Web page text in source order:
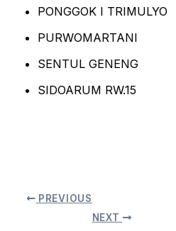
PONGGOK I TRIMULYO
PURWOMARTANI
SENTUL GENENG
SIDOARUM RW.15
PREVIOUS
NEXT